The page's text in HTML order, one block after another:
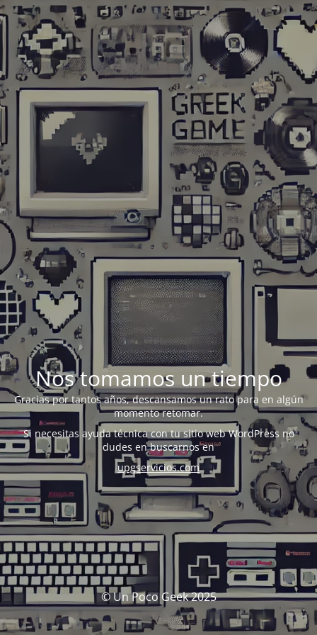
Nos tomamos un tiempo
Gracias por tantos años, descansamos un rato para en algún
momento retomar.
Si necesitas ayuda técnica con tu sitio web WordPress no
dudes en buscarnos en
upgservicios.com
© Un Poco Geek 2025